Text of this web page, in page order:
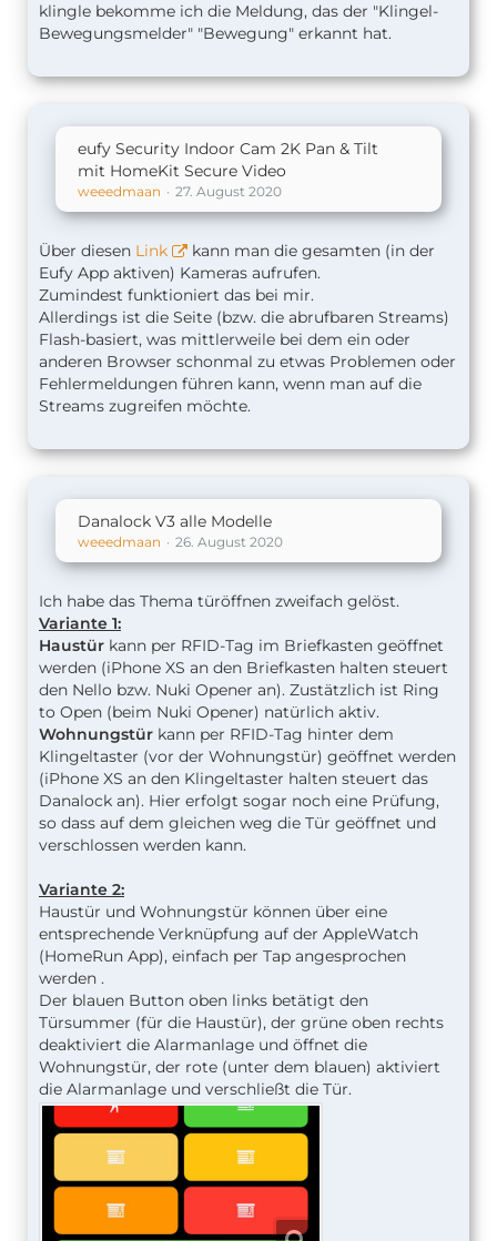
klingle bekomme ich die Meldung, das der "Klingel-
Bewegungsmelder" "Bewegung" erkannt hat.
eufy Security Indoor Cam 2K Pan & Tilt
mit HomeKit Secure Video
weeedmaan 27. August 2020
Über diesen Link
kann man die gesamten (in der
Eufy App aktiven) Kameras aufrufen.
Zumindest funktioniert das bei mir.
Allerdings ist die Seite (bzw. die abrufbaren Streams)
Flash-basiert, was mittlerweile bei dem ein oder
anderen Browser schonmal zu etwas Problemen oder
Fehlermeldungen führen kann, wenn man auf die
Streams zugreifen möchte.
Danalock V3 alle Modelle
weeedmaan 26. August 2020
Ich habe das Thema türöffnen zweifach gelöst.
Variante 1:
Haustür kann per RFID-Tag im Briefkasten geöffnet
werden (iPhone XS an den Briefkasten halten steuert
den Nello bzw. Nuki Opener an). Zustätzlich ist Ring
to Open (beim Nuki Opener) natürlich aktiv.
Wohnungstür kann per RFID-Tag hinter dem
Klingeltaster (vor der Wohnungstür) geöffnet werden
(iPhone XS an den Klingeltaster halten steuert das
Danalock an). Hier erfolgt sogar noch eine Prüfung,
so dass auf dem gleichen weg die Tür geöffnet und
verschlossen werden kann.
Variante 2:
Haustür und Wohnungstür können über eine
entsprechende Verknüpfung auf der AppleWatch
(HomeRun App), einfach per Tap angesprochen
werden .
Der blauen Button oben links betätigt den
Türsummer (für die Haustür), der grüne oben rechts
deaktiviert die Alarmanlage und öffnet die
Wohnungstür, der rote (unter dem blauen) aktiviert
die Alarmanlage und verschließt die Tür.